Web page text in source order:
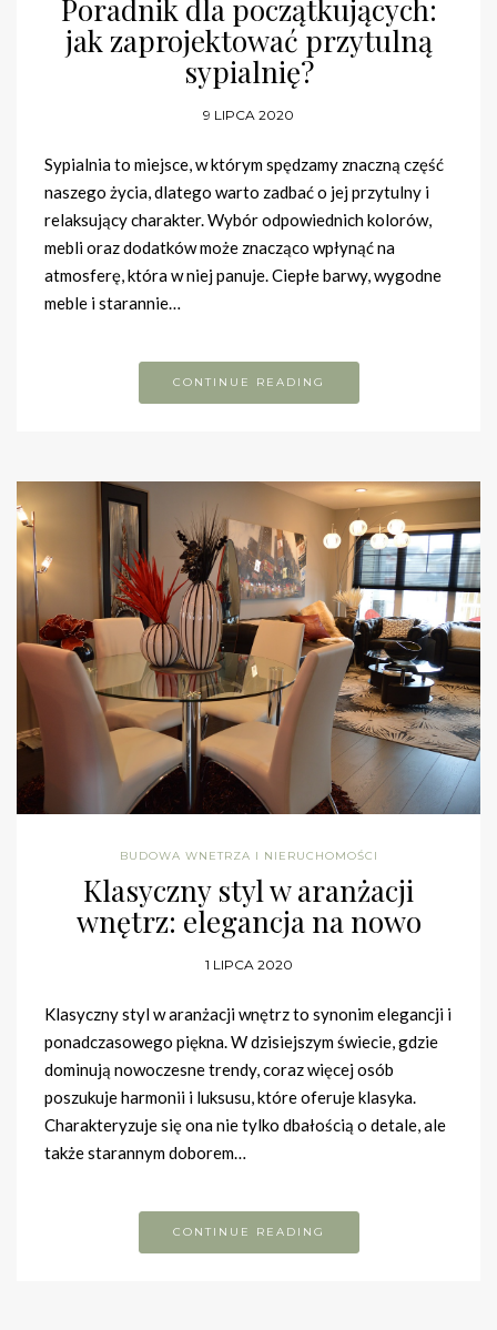
Poradnik dla początkujących:
jak zaprojektować przytulną
sypialnię?
9 LIPCA 2020
Sypialnia to miejsce, w którym spędzamy znaczną część
naszego życia, dlatego warto zadbać o jej przytulny i
relaksujący charakter. Wybór odpowiednich kolorów,
mebli oraz dodatków może znacząco wpłynąć na
atmosferę, która w niej panuje. Ciepłe barwy, wygodne
meble i starannie…
CONTINUE READING
BUDOWA WNETRZA I NIERUCHOMOŚCI
Klasyczny styl w aranżacji
wnętrz: elegancja na nowo
1 LIPCA 2020
Klasyczny styl w aranżacji wnętrz to synonim elegancji i
ponadczasowego piękna. W dzisiejszym świecie, gdzie
dominują nowoczesne trendy, coraz więcej osób
poszukuje harmonii i luksusu, które oferuje klasyka.
Charakteryzuje się ona nie tylko dbałością o detale, ale
także starannym doborem…
CONTINUE READING